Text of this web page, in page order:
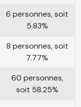
6 personnes, soit
5.83%
8 personnes, soit
7.77%
60 personnes,
soit 58.25%